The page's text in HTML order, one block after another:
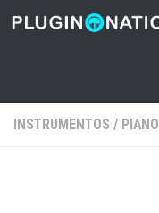
Saltar al contenido
INSTRUMENTOS / PIANO